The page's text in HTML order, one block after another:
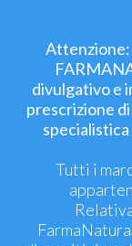
divulgativo e
prescrizione
Tutti i